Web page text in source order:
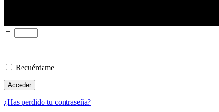
=
Recuérdame
¿Has perdido tu contraseña?